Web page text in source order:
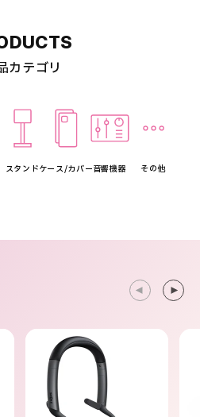
カテゴリ
スタンドケース/カバー音響機器 その他